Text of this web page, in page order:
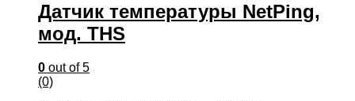
Датчик температуры NetPing,
мод. THS
0 out of 5
(0)